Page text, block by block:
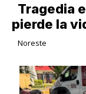
Tragedia
pierde la
Noreste